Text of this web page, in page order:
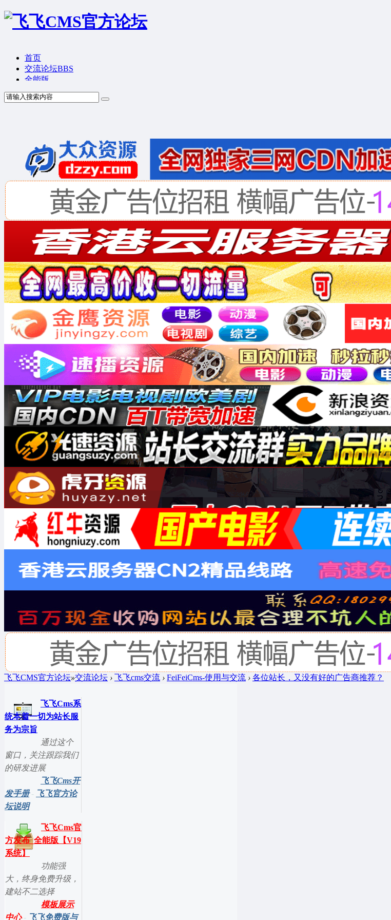
首页
交流论坛BBS
全能版
TV版
产品价格
飞飞CMS官方论坛»交流论坛 › 飞飞cms交流 › FeiFeiCms-使用与交流 › 各位站长，又没有好的广告商推荐？
飞飞Cms系
统本着一切为站长服
务为宗旨
通过这个
窗口，关注跟踪我们
的研发进展
飞飞Cms开
发手册- 飞飞官方论
坛说明
飞飞Cms官
方发布_全能版【V19
系统】
功能强
大，终身免费升级，
建站不二选择
模板展示
中心- 飞飞免费版与